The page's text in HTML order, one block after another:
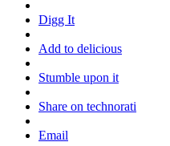
Digg It
Add to delicious
Stumble upon it
Share on technorati
Email